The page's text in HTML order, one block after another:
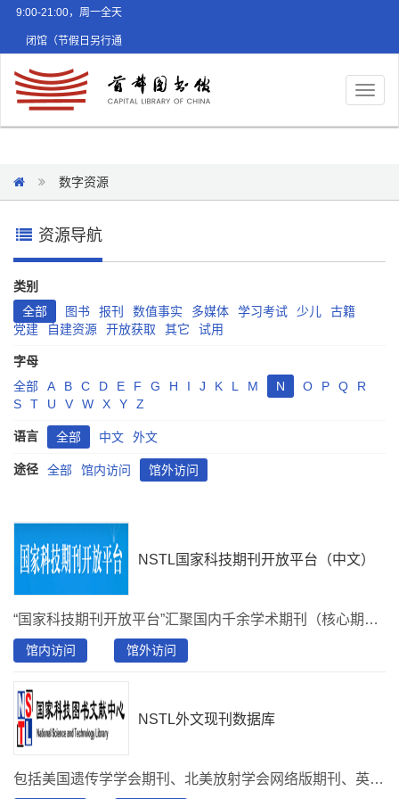
9:00-21:00，周一全天
闭馆（节假日另行通
数字资源
资源导航
类别
全部
图书 报刊 数值事实 多媒体 学习考试 少儿
古籍
党建
自建资源 开放获取 其它 试用
字母
全部
A B C D E F G H I J K L M N O P Q
R
S
T U V W X Y Z
语言 全部 中文 外文
途径 全部 馆内访问 馆外访问
NSTL国家科技期刊开放平台（中文）
“国家科技期刊开放平台”汇聚国内千余学术期刊（核心期刊占比超70%），收录论文超500万篇，提供即时的一站式获取服务；此平台收录了“中国科学引文索引”数据库（csci.istic.ac.cn），该数据库汇集 2000 年以来 6000种中文学术期刊的论文引文全量数据，能即时展示期刊收录和引用情况，动态查询期刊的历年影响因子、引用频次、H 指数和高被引指标等。可检索浏览《中国高被引分析报告》、《中国期刊引证报告（扩刊版）》全书。
馆内访问 馆外访问
NSTL外文现刊数据库
包括美国遗传学学会期刊、北美放射学会网络版期刊、英国白马出版社电子期刊、美国人因工程学会电子期刊、美国营养学会网络版期刊、美国芝加哥大学出版社、世界健康基金会网络版期刊、美国Mary Ann Liebert出版公司网络版期刊、英国皇家药学会电子期刊、Future Science Group网络版期刊等30余种期刊。